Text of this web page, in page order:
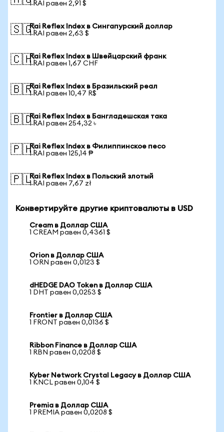
1 RAI равен 2,91 $
🇸🇬Rai Reflex Index в Сингапурский доллар
1 RAI равен 2,63 $
🇨🇭Rai Reflex Index в Швейцарский франк
1 RAI равен 1,67 CHF
🇧🇷Rai Reflex Index в Бразильский реал
1 RAI равен 10,47 R$
🇧🇩Rai Reflex Index в Бангладешская така
1 RAI равен 254,32 ৳
🇵🇭Rai Reflex Index в Филиппинское песо
1 RAI равен 125,14 ₱
🇵🇱Rai Reflex Index в Польский злотый
1 RAI равен 7,67 zł
Конвертируйте другие криптовалюты в USD
Cream в Доллар США
1 CREAM равен 0,4361 $
Orion в Доллар США
1 ORN равен 0,0123 $
dHEDGE DAO Token в Доллар США
1 DHT равен 0,0253 $
Frontier в Доллар США
1 FRONT равен 0,0136 $
Ribbon Finance в Доллар США
1 RBN равен 0,0208 $
Kyber Network Crystal Legacy в Доллар США
1 KNCL равен 0,104 $
Premia в Доллар США
1 PREMIA равен 0,0208 $